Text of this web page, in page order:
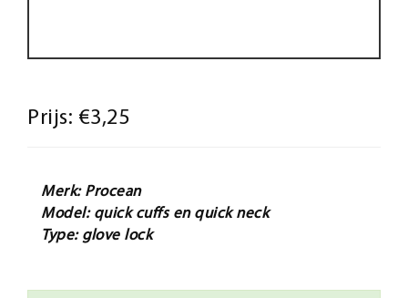
Prijs: €3,25
Merk: Procean
Model: quick cuffs en quick neck
Type: glove lock